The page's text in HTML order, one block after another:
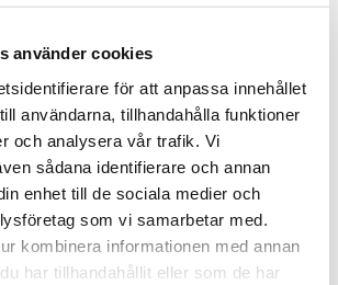
använder cookies
för att anpassa innehållet
användarna, tillhandahålla funktioner
och analysera vår trafik. Vi
sådana identifierare och annan
enhet till de sociala medier och
som vi samarbetar med.
kombinera informationen med annan
har tillhandahållit eller som de har
Fanny Pålsson
fanny.palsson@relier.se
+46 736 630029